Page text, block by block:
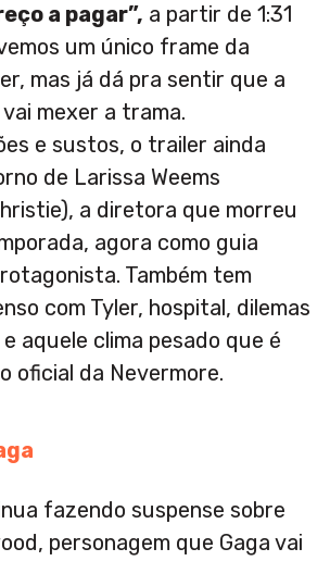
a pagar”, a partir de 1:31
um único frame da
mas já dá pra sentir que a
mexer a trama.
e sustos, o trailer ainda
de Larissa Weems
a diretora que morreu
agora como guia
Também tem
com Tyler, hospital, dilemas
aquele clima pesado que é
oficial da Nevermore.
fazendo suspense sobre
personagem que Gaga vai